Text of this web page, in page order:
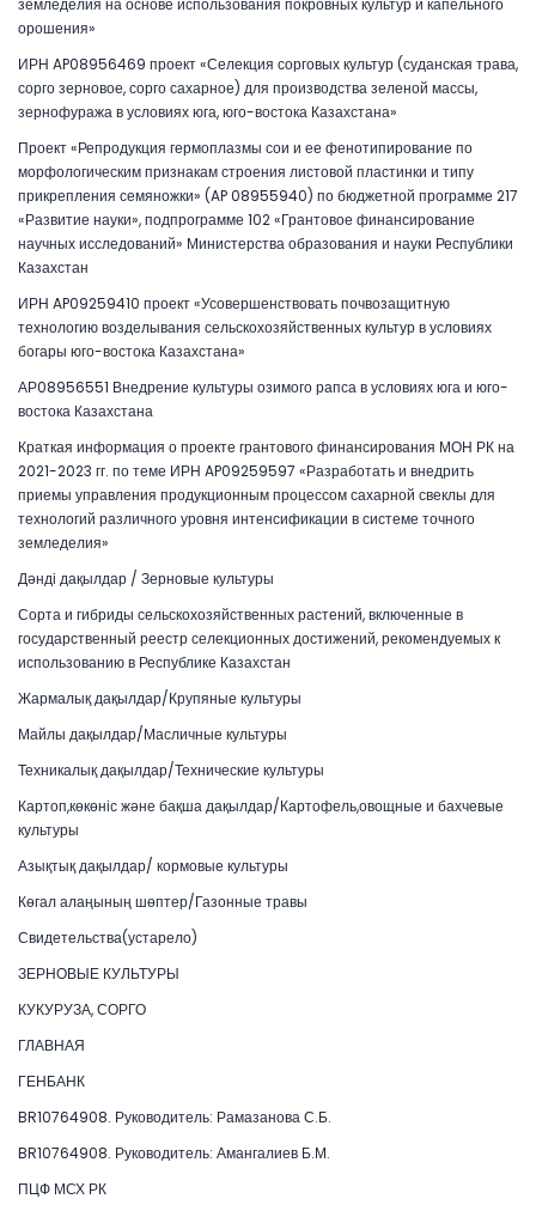
земледелия на основе использования покровных культур и капельного
орошения»
ИРН AP08956469 проект «Селекция сорговых культур (суданская трава,
сорго зерновое, сорго сахарное) для производства зеленой массы,
зернофуража в условиях юга, юго-востока Казахстана»
Проект «Репродукция гермоплазмы сои и ее фенотипирование по
морфологическим признакам строения листовой пластинки и типу
прикрепления семяножки» (AP 08955940) по бюджетной программе 217
«Развитие науки», подпрограмме 102 «Грантовое финансирование
научных исследований» Министерства образования и науки Республики
Казахстан
ИРН AP09259410 проект «Усовершенствовать почвозащитную
технологию возделывания сельскохозяйственных культур в условиях
богары юго-востока Казахстана»
АР08956551 Внедрение культуры озимого рапса в условиях юга и юго-
востока Казахстана
Краткая информация о проекте грантового финансирования МОН РК на
2021-2023 гг. по теме ИРН AP09259597 «Разработать и внедрить
приемы управления продукционным процессом сахарной свеклы для
технологий различного уровня интенсификации в системе точного
земледелия»
Дәнді дақылдар / Зерновые культуры
Сорта и гибриды сельскохозяйственных растений, включенные в
государственный реестр селекционных достижений, рекомендуемых к
использованию в Республике Казахстан
Жармалық дақылдар/Крупяные культуры
Майлы дақылдар/Масличные культуры
Техникалық дақылдар/Технические культуры
Картоп,көкөніс және бақша дақылдар/Картофель,овощные и бахчевые
культуры
Азықтық дақылдар/ кормовые культуры
Көгал алаңының шөптер/Газонные травы
Свидетельства(устарело)
ЗЕРНОВЫЕ КУЛЬТУРЫ
КУКУРУЗА, СОРГО
ГЛАВНАЯ
ГЕНБАНК
BR10764908. Руководитель: Рамазанова С.Б.
BR10764908. Руководитель: Амангалиев Б.М.
ПЦФ МСХ РК